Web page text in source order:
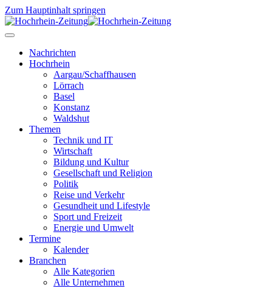
Zum Hauptinhalt springen
Nachrichten
Hochrhein
Aargau/Schaffhausen
Lörrach
Basel
Konstanz
Waldshut
Themen
Technik und IT
Wirtschaft
Bildung und Kultur
Gesellschaft und Religion
Politik
Reise und Verkehr
Gesundheit und Lifestyle
Sport und Freizeit
Energie und Umwelt
Termine
Kalender
Branchen
Alle Kategorien
Alle Unternehmen